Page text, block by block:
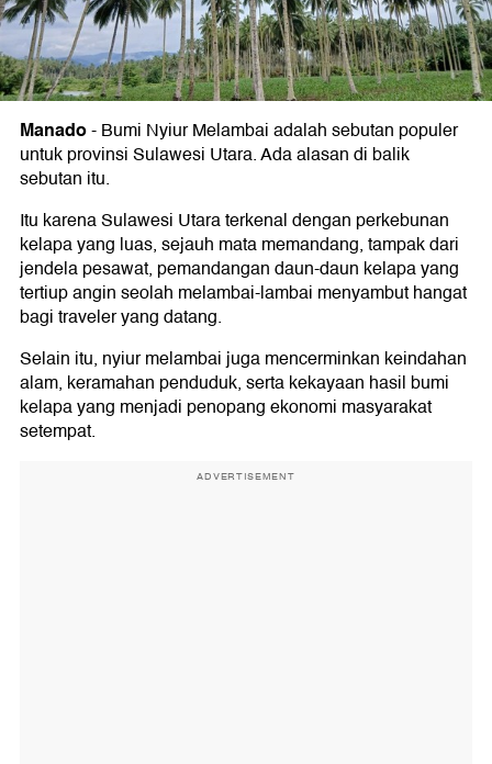
Manado-Bumi Nyiur Melambai adalah sebutan populer
untuk provinsi Sulawesi Utara. Ada alasan di balik
sebutan itu.
Itu karena Sulawesi Utara terkenal dengan perkebunan
kelapa yang luas, sejauh mata memandang, tampak dari
jendela pesawat, pemandangan daun-daun kelapa yang
tertiup angin seolah melambai-lambai menyambut hangat
bagi traveler yang datang.
Selain itu, nyiur melambai juga mencerminkan keindahan
alam, keramahan penduduk, serta kekayaan hasil bumi
kelapa yang menjadi penopang ekonomi masyarakat
setempat.
ADVERTISEMENT